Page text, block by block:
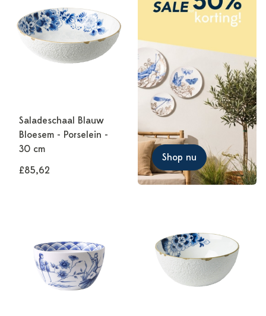
Saladeschaal Blauw
Bloesem - Porselein -
30 cm
£85,62
Shop nu